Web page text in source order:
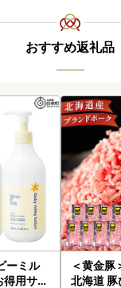
おすすめ返礼品
ーミル
用サイ
＜黄金豚
北海道 豚